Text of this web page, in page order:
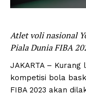
Atlet voli nasional
Piala Dunia FIBA
JAKARTA –
kompetisi bola
FIBA 2023 akan